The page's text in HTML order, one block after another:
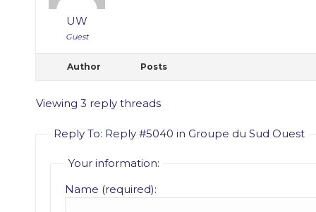
UW
Guest
Author Posts
Viewing 3 reply threads
Reply To: Reply #5040 in Groupe du Sud Ouest
Your information:
Name (required):